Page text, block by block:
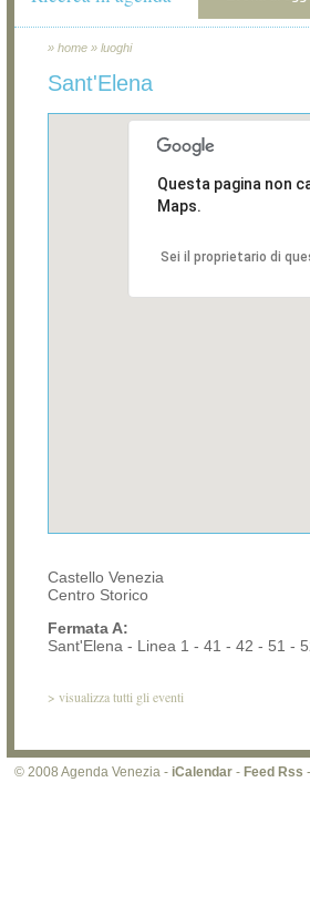
» home » luoghi
Sant'Elena
Questa pagina non
Maps.
Sei il proprietario di
Castello Venezia
Centro Storico
Fermata A:
Sant'Elena - Linea 1 - 41 - 42 - 51 -
> visualizza tutti gli eventi
© 2008 Agenda Venezia - iCalendar - Feed Rss -